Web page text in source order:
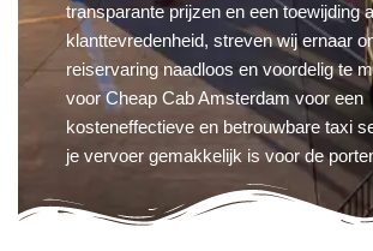
transparante prijzen en een toewijding
klanttevredenheid, streven wij ernaar
reiservaring naadloos en voordelig te
voor Cheap Cab Amsterdam voor een
kosteneffectieve en betrouwbare taxi
je vervoer gemakkelijk is voor de